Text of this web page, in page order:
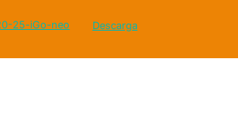
25-iGo-neo Descarga